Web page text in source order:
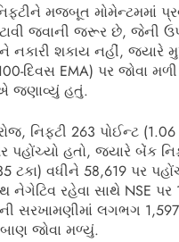
મજબૂત મોમેન્ટમમાં
જવાની જરૂર છે, જેની
નકારી શકાય નહીં, જ્યારે
દિવસ EMA) પર જોવા
જણાવ્યું હતું.
નિફ્ટી 263 પોઈન્ટ (1.06
પહોંચ્યો હતો, જ્યારે બેંક
ટકા) વધીને 58,619 પર
નેગેટિવ રહેવા સાથે NSE પર
સરખામણીમાં લગભગ 1,597
જોવા મળ્યું.